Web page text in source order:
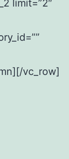
limit=”2″
vc_row]